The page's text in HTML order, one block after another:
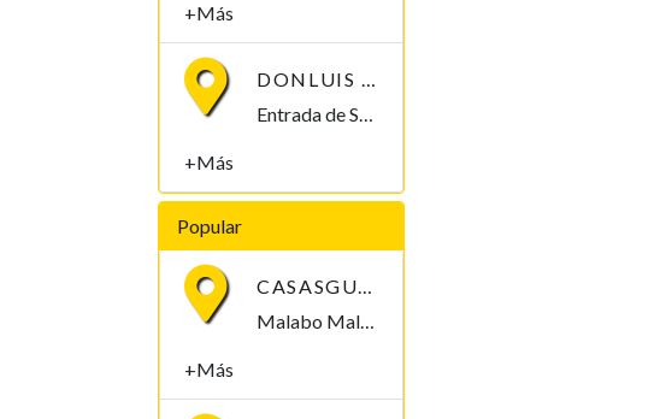
+Más
DONLUIS TDL
Entrada de Santa MarÃ­a I, esquina Hassan II. Malabo, Bioko Norte , Guinea Ecuatorial
+Más
Popular
CASASGUINEA.COM
Malabo Malabo, Bioko Norte , Guinea Ecuatorial
+Más